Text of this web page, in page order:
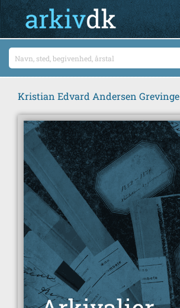
Kristian Edvard Andersen Grevinge